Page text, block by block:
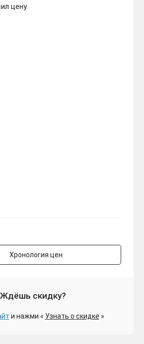
цену.
Хронология цен
Ждёшь скидку?
и нажми « Узнать о скидке »